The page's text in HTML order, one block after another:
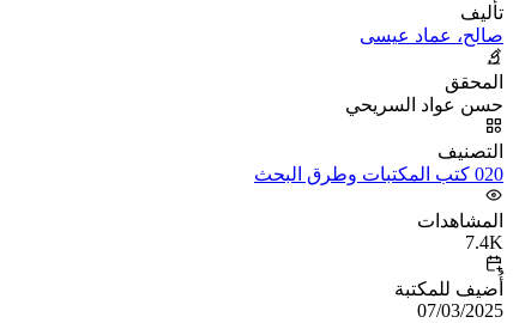
تأليف
صالح، عماد عيسى
المحقق
حسن عواد السريحي
التصنيف
020 كتب المكتبات وطرق البحث
المشاهدات
7.4K
أُضيف للمكتبة
07/03/2025